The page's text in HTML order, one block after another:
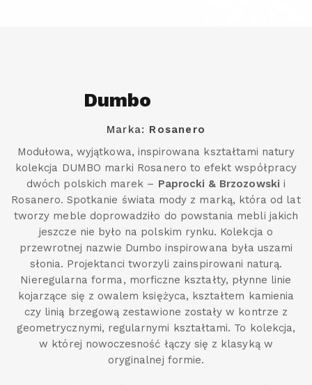
Dumbo
Marka: Rosanero
Modułowa, wyjątkowa, inspirowana kształtami natury
kolekcja DUMBO marki Rosanero to efekt współpracy
dwóch polskich marek – Paprocki & Brzozowski i
Rosanero. Spotkanie świata mody z marką, która od lat
tworzy meble doprowadziło do powstania mebli jakich
jeszcze nie było na polskim rynku. Kolekcja o
przewrotnej nazwie Dumbo inspirowana była uszami
słonia. Projektanci tworzyli zainspirowani naturą.
Nieregularna forma, morficzne kształty, płynne linie
kojarzące się z owalem księżyca, kształtem kamienia
czy linią brzegową zestawione zostały w kontrze z
geometrycznymi, regularnymi kształtami. To kolekcja,
w której nowoczesność łączy się z klasyką w
oryginalnej formie.